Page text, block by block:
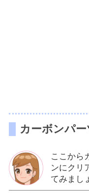
カーボンパ
ここから
ンにクリ
てみまし